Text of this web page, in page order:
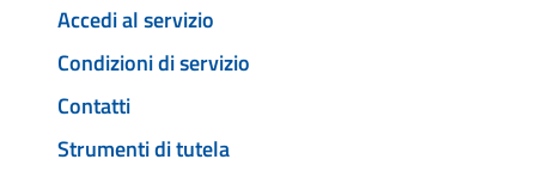
Accedi al servizio
Condizioni di servizio
Contatti
Strumenti di tutela